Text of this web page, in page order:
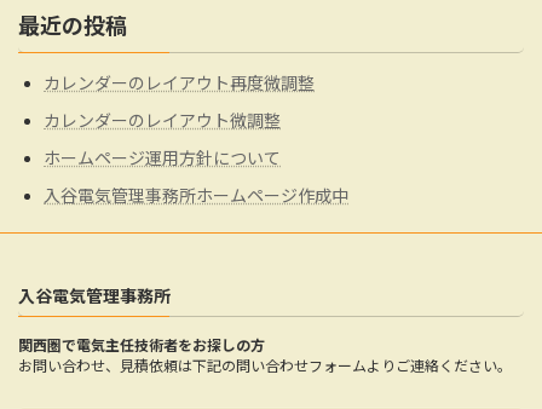
最近の投稿
カレンダーのレイアウト再度微調整
カレンダーのレイアウト微調整
ホームページ運用方針について
入谷電気管理事務所ホームページ作成中
入谷電気管理事務所
関西圏で電気主任技術者をお探しの方
お問い合わせ、見積依頼は下記の問い合わせフォームよりご連絡ください。